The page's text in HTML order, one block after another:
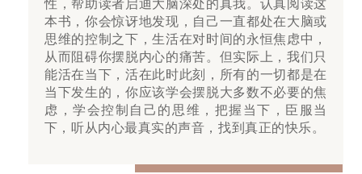
性，帮助读者启迪大脑深处的真我。认真阅读这
本书，你会惊讶地发现，自己一直都处在大脑或
思维的控制之下，生活在对时间的永恒焦虑中，
从而阻碍你摆脱内心的痛苦。但实际上，我们只
能活在当下，活在此时此刻，所有的一切都是在
当下发生的，你应该学会摆脱大多数不必要的焦
虑，学会控制自己的思维，把握当下，臣服当
下，听从内心最真实的声音，找到真正的快乐。